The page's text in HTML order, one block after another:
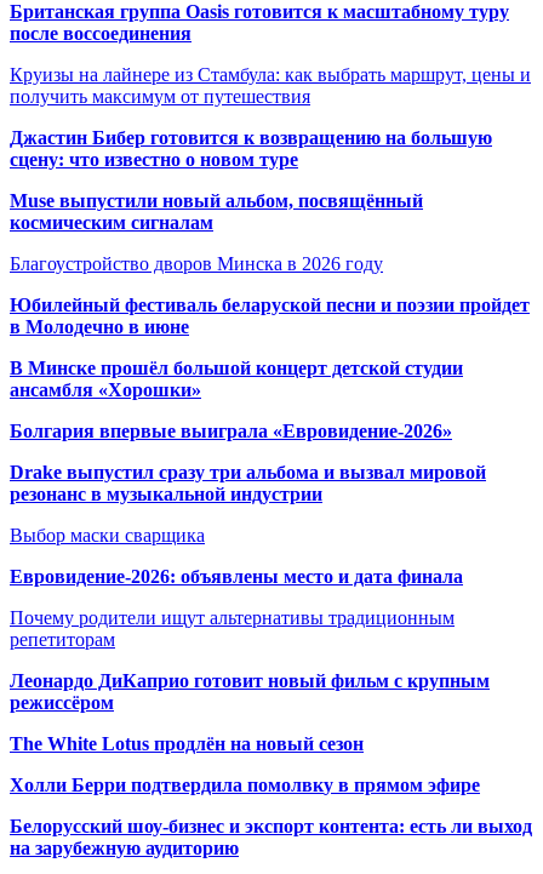
Британская группа Oasis готовится к масштабному туру
после воссоединения
Круизы на лайнере из Стамбула: как выбрать маршрут, цены и
получить максимум от путешествия
Джастин Бибер готовится к возвращению на большую
сцену: что известно о новом туре
Muse выпустили новый альбом, посвящённый
космическим сигналам
Благоустройство дворов Минска в 2026 году
Юбилейный фестиваль беларуской песни и поэзии пройдет
в Молодечно в июне
В Минске прошёл большой концерт детской студии
ансамбля «Хорошки»
Болгария впервые выиграла «Евровидение-2026»
Drake выпустил сразу три альбома и вызвал мировой
резонанс в музыкальной индустрии
Выбор маски сварщика
Евровидение-2026: объявлены место и дата финала
Почему родители ищут альтернативы традиционным
репетиторам
Леонардо ДиКаприо готовит новый фильм с крупным
режиссёром
The White Lotus продлён на новый сезон
Холли Берри подтвердила помолвку в прямом эфире
Белорусский шоу-бизнес и экспорт контента: есть ли выход
на зарубежную аудиторию